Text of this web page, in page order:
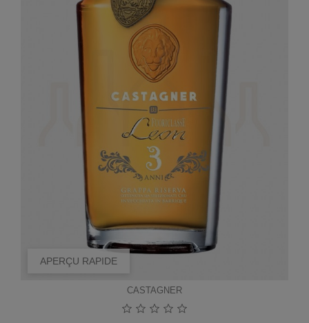
APERÇU RAPIDE
CASTAGNER